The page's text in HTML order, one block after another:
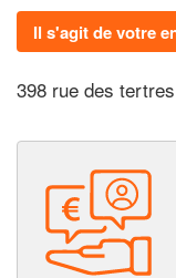
Il s'agit de votre
398 rue des